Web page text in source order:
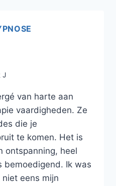
J
van harte aan
vaardigheden. Ze
die je
te komen. Het is
ontspanning, heel
bemoedigend. Ik was
eens mijn